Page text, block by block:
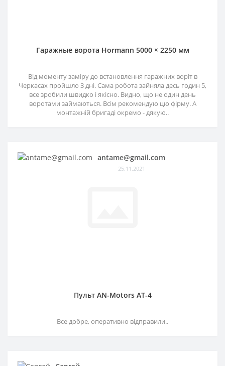
Гаражные ворота Hormann 5000 × 2250 мм
Від моменту заміру до встановлення гаражних воріт в
Черкасах пройшло 3 дні. Сама робота зайняла десь годин 5,
все зробили швидко і якісно. Видно, що не один день
воротами займаються. Всім рекомендую цю фірму. А
монтажній бригаді окремо - дякую..
antame@gmail.com
25.11.2021
Пульт AN-Motors AT-4
Все добре, оперативно відправили..